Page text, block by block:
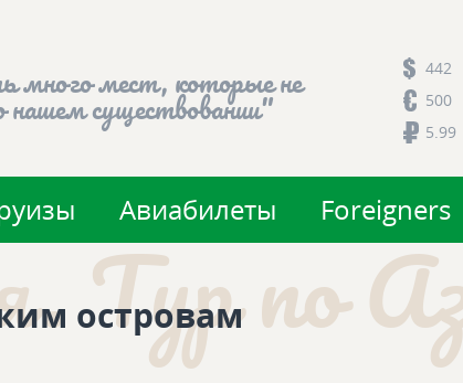
много мест, которые не
нашем существовании"
442
500
5.99
Авиабилеты Foreigners
островам
Тур по